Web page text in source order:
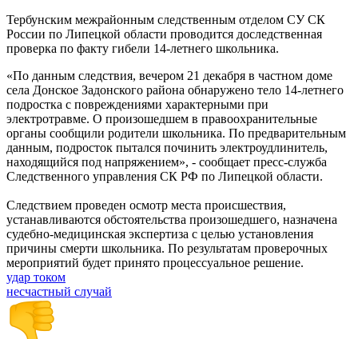
Тербунским межрайонным следственным отделом СУ СК
России по Липецкой области проводится доследственная
проверка по факту гибели 14-летнего школьника.
«По данным следствия, вечером 21 декабря в частном доме
села Донское Задонского района обнаружено тело 14-летнего
подростка с повреждениями характерными при
электротравме. О произошедшем в правоохранительные
органы сообщили родители школьника. По предварительным
данным, подросток пытался починить электроудлинитель,
находящийся под напряжением», - сообщает пресс-служба
Следственного управления СК РФ по Липецкой области.
Следствием проведен осмотр места происшествия,
устанавливаются обстоятельства произошедшего, назначена
судебно-медицинская экспертиза с целью установления
причины смерти школьника. По результатам проверочных
мероприятий будет принято процессуальное решение.
удар током
несчастный случай